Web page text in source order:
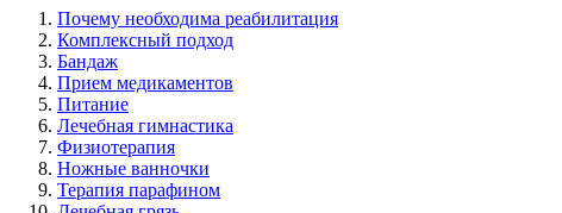
Почему необходима реабилитация
Комплексный подход
Бандаж
Прием медикаментов
Питание
Лечебная гимнастика
Физиотерапия
Ножные ванночки
Терапия парафином